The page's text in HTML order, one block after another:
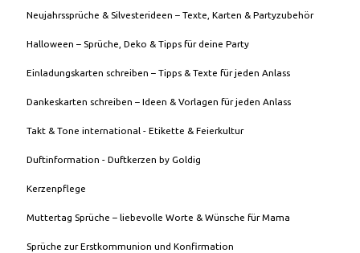
Neujahrssprüche & Silvesterideen – Texte, Karten & Partyzubehör
Halloween – Sprüche, Deko & Tipps für deine Party
Einladungskarten schreiben – Tipps & Texte für jeden Anlass
Dankeskarten schreiben – Ideen & Vorlagen für jeden Anlass
Takt & Tone international - Etikette & Feierkultur
Duftinformation - Duftkerzen by Goldig
Kerzenpflege
Muttertag Sprüche – liebevolle Worte & Wünsche für Mama
Sprüche zur Erstkommunion und Konfirmation